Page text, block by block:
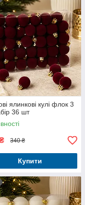
ялинкові кулі флок 3
36 шт
340 ₴
Купити